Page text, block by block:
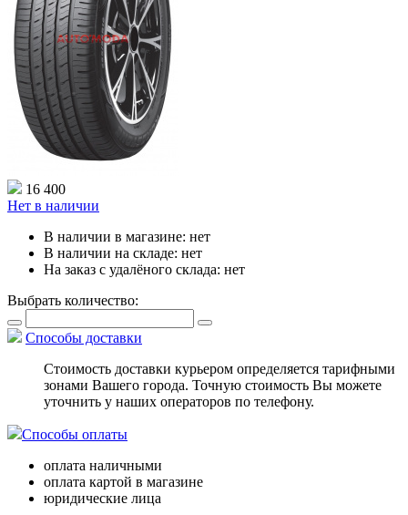
16 400
Нет в наличии
В наличии в магазине: нет
В наличии на складе: нет
На заказ с удалёного склада: нет
Выбрать количество:
Способы доставки
Стоимость доставки курьером определяется тарифными
зонами Вашего города. Точную стоимость Вы можете
уточнить у наших операторов по телефону.
Способы оплаты
оплата наличными
оплата картой в магазине
юридические лица